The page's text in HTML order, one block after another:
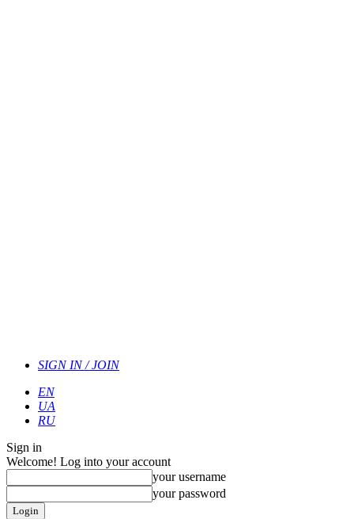
SIGN IN / JOIN
EN
UA
RU
Sign in
Welcome! Log into your account
your username
your password